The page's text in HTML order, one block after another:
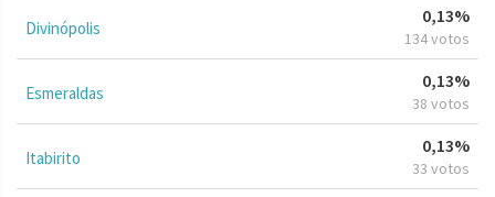
Divinópolis
0,13%
134 votos
Esmeraldas
0,13%
38 votos
Itabirito
0,13%
33 votos